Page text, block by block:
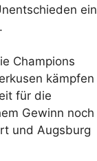
ein
Champions
kämpfen
für die
Gewinn noch
und Augsburg